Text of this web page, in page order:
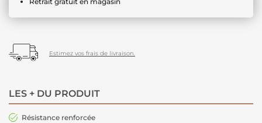
Estimez vos frais de livraison.
LES + DU PRODUIT
Résistance renforcée